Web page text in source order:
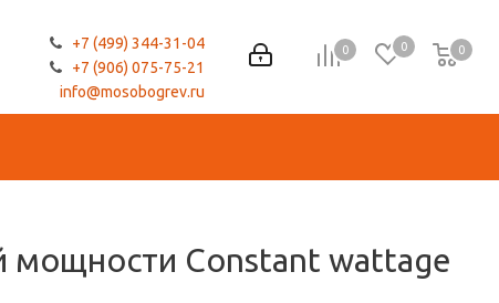
0 0 0
0
+7 (499) 344-31-04
+7 (906) 075-75-21
info@mosobogrev.ru
мощности Constant wattage